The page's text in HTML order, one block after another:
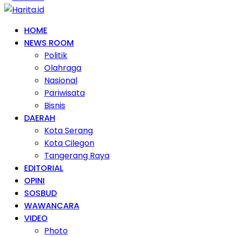
HOME
NEWS ROOM
Politik
Olahraga
Nasional
Pariwisata
Bisnis
DAERAH
Kota Serang
Kota Cilegon
Tangerang Raya
EDITORIAL
OPINI
SOSBUD
WAWANCARA
VIDEO
Photo